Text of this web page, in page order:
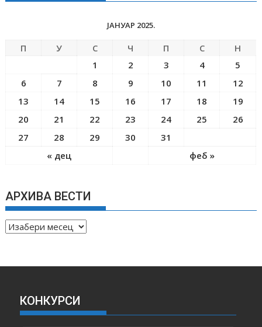
ЈАНУАР 2025.
П У С Ч П С Н
« дец феб »
1 2 3 4
5
6
7 8 9 10 11
12
13
14 15 16 17 18
19
20
21 22 23 24 25
26
27
28 29 30 31
АРХИВА ВЕСТИ
А
И
КОНКУРСИ